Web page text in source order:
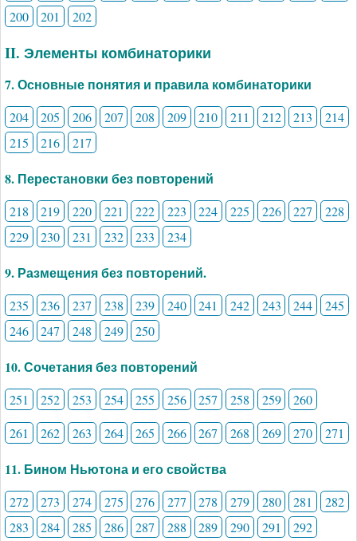
200
201 202
II. Элементы комбинаторики
7. Основные понятия и правила комбинаторики
204 205 206 207 208 209 210 211 212 213
214
215
216 217
8. Перестановки без повторений
218 219 220 221 222 223 224 225 226 227
228
229
230 231 232 233 234
9. Размещения без повторений.
235 236 237 238 239 240 241 242 243 244
245
246
247 248 249 250
10. Сочетания без повторений
251 252 253 254 255 256 257 258 259
260
261
262 263 264 265 266 267 268 269 270 271
11. Бином Ньютона и его свойства
272 273 274 275 276 277 278 279 280 281
282
283
284 285 286 287 288 289 290 291 292